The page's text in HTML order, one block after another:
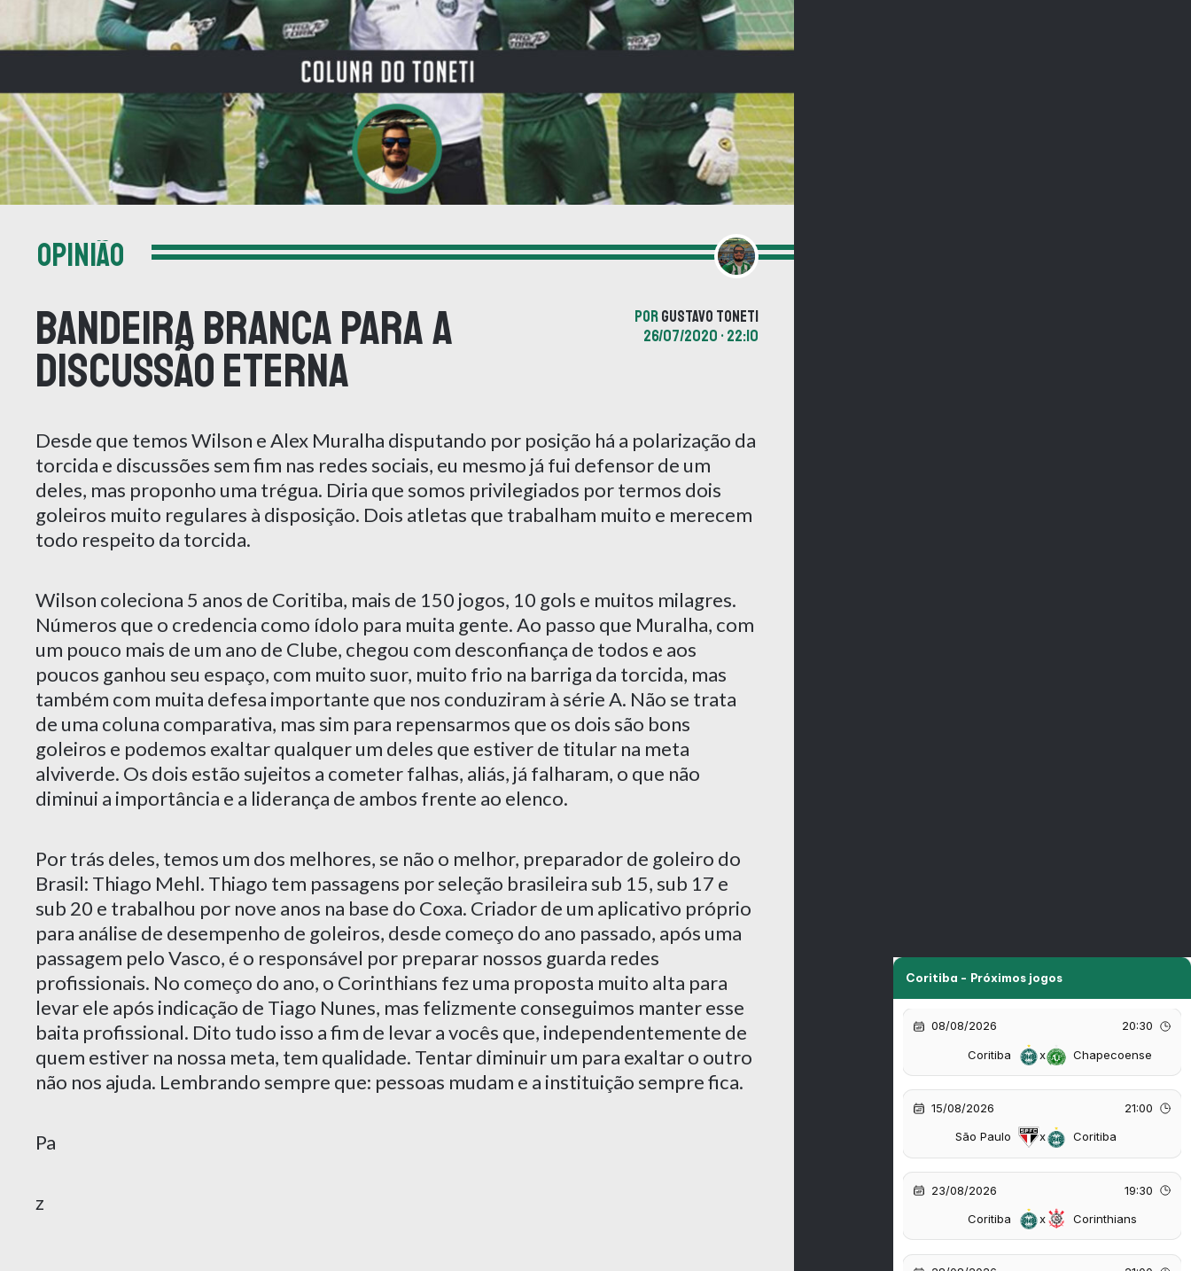
OPINIÃO
Bandeira branca para a
discussão eterna
PORGUSTAVO TONETI
26/07/2020 • 22:10
Desde que temos Wilson e Alex Muralha disputando por posição há a polarização da
torcida e discussões sem fim nas redes sociais, eu mesmo já fui defensor de um
deles, mas proponho uma trégua. Diria que somos privilegiados por termos dois
goleiros muito regulares à disposição. Dois atletas que trabalham muito e merecem
todo respeito da torcida.
Wilson coleciona 5 anos de Coritiba, mais de 150 jogos, 10 gols e muitos milagres.
Números que o credencia como ídolo para muita gente. Ao passo que Muralha, com
um pouco mais de um ano de Clube, chegou com desconfiança de todos e aos
poucos ganhou seu espaço, com muito suor, muito frio na barriga da torcida, mas
também com muita defesa importante que nos conduziram à série A. Não se trata
de uma coluna comparativa, mas sim para repensarmos que os dois são bons
goleiros e podemos exaltar qualquer um deles que estiver de titular na meta
alviverde. Os dois estão sujeitos a cometer falhas, aliás, já falharam, o que não
diminui a importância e a liderança de ambos frente ao elenco.
Por trás deles, temos um dos melhores, se não o melhor, preparador de goleiro do
Brasil: Thiago Mehl. Thiago tem passagens por seleção brasileira sub 15, sub 17 e
sub 20 e trabalhou por nove anos na base do Coxa. Criador de um aplicativo próprio
para análise de desempenho de goleiros, desde começo do ano passado, após uma
passagem pelo Vasco, é o responsável por preparar nossos guarda redes
profissionais. No começo do ano, o Corinthians fez uma proposta muito alta para
levar ele após indicação de Tiago Nunes, mas felizmente conseguimos manter esse
baita profissional. Dito tudo isso a fim de levar a vocês que, independentemente de
quem estiver na nossa meta, tem qualidade. Tentar diminuir um para exaltar o outro
não nos ajuda. Lembrando sempre que: pessoas mudam e a instituição sempre fica.
Pa
z